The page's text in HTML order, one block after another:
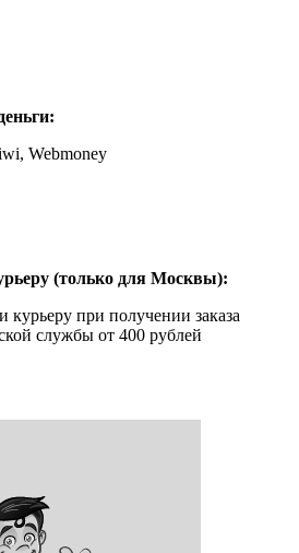
Webmoney
(только для Москвы):
при получении заказа
службы от 400 рублей